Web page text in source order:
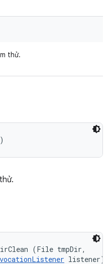
thử.
(File tmpDir,
listener)